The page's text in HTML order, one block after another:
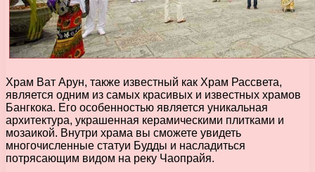
Храм Ват Арун, также известный как Храм Рассвета,
является одним из самых красивых и известных храмов
Бангкока. Его особенностью является уникальная
архитектура, украшенная керамическими плитками и
мозаикой. Внутри храма вы сможете увидеть
многочисленные статуи Будды и насладиться
потрясающим видом на реку Чаопрайя.